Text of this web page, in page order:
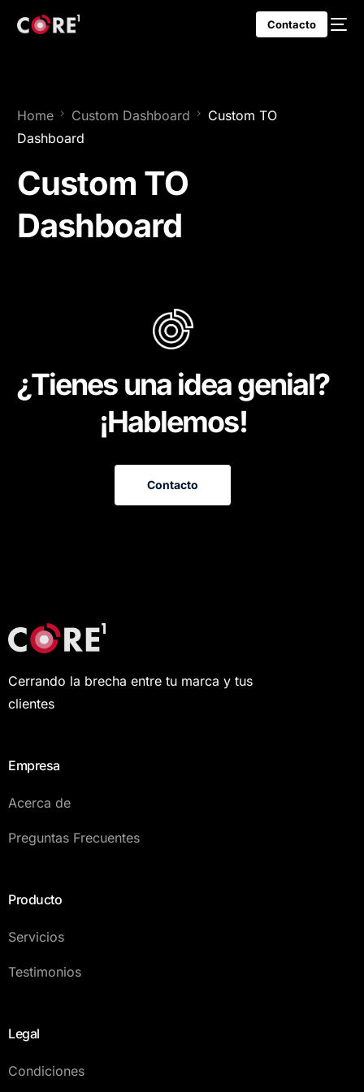
Contacto
Home Custom Dashboard
Custom TO
Dashboard
Custom TO
Dashboard
¿Tienes una ideagenial?
¡Hablemos!
Contacto
Cerrando la brecha entre tu marca y tus
clientes
Empresa
Acerca de
Preguntas Frecuentes
Producto
Servicios
Testimonios
Legal
Condiciones